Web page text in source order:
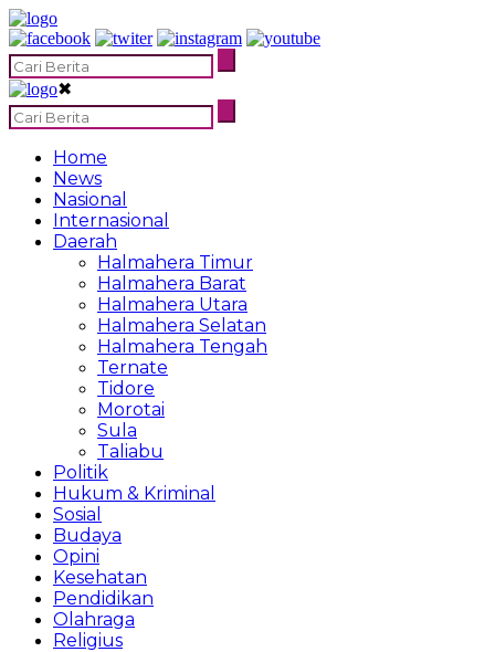
✖
Home
News
Nasional
Internasional
Daerah
Halmahera Timur
Halmahera Barat
Halmahera Utara
Halmahera Selatan
Halmahera Tengah
Ternate
Tidore
Morotai
Sula
Taliabu
Politik
Hukum & Kriminal
Sosial
Budaya
Opini
Kesehatan
Pendidikan
Olahraga
Religius